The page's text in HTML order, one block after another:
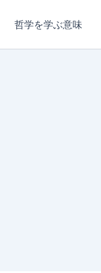
哲学を学ぶ意味